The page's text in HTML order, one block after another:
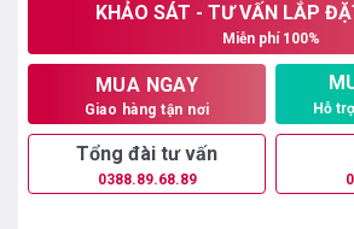
KHẢO SÁT - TƯ VẤN LẮP
Miễn phí 100%
MUA NGAY
Giao hàng tận nơi Hỗ
Tổng đài tư vấn
0388.89.68.89